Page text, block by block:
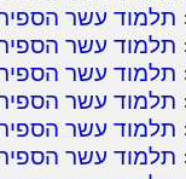
תלמוד עשר
תלמוד עשר
תלמוד עשר
תלמוד עשר
תלמוד עשר
תלמוד עשר